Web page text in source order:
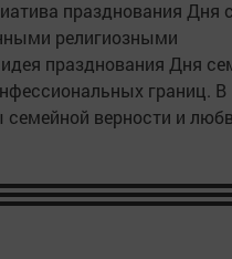
празднования Дня
религиозными
празднования Дня
границ. В
верности и